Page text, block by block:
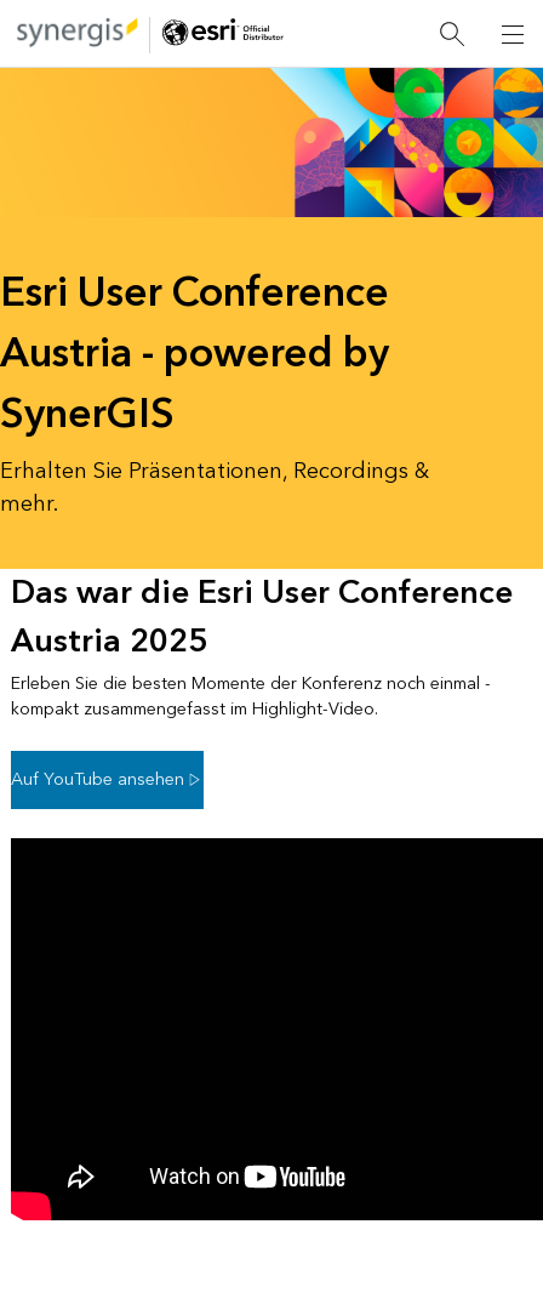
Esri User Conference
Austria - powered by
SynerGIS
Erhalten Sie Präsentationen, Recordings &
mehr.
Das war die Esri User Conference
Austria 2025
Erleben Sie die besten Momente der Konferenz noch einmal -
kompakt zusammengefasst im Highlight-Video.
Auf YouTube ansehen